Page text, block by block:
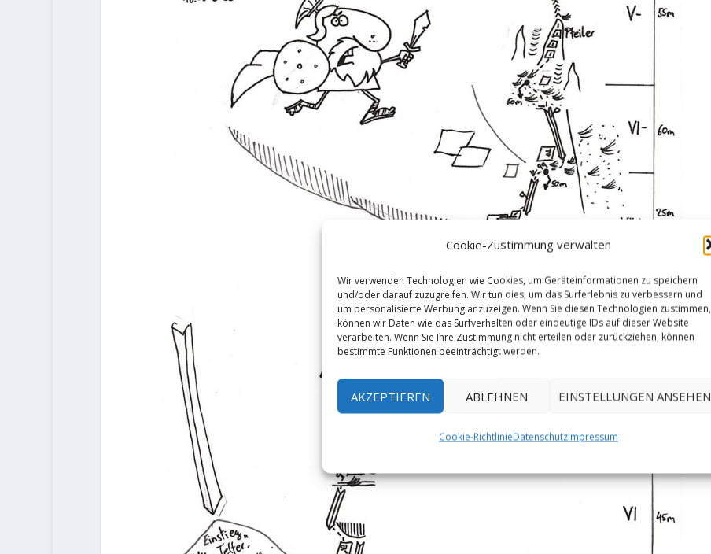
Cookie-Zustimmung verwalten
Wir verwenden Technologien wie Cookies, um Geräteinformationen zu speichern
und/oder darauf zuzugreifen. Wir tun dies, um das Surferlebnis zu verbessern und
um personalisierte Werbung anzuzeigen. Wenn Sie diesen Technologien zustimmen,
können wir Daten wie das Surfverhalten oder eindeutige IDs auf dieser Website
verarbeiten. Wenn Sie Ihre Zustimmung nicht erteilen oder zurückziehen, können
bestimmte Funktionen beeinträchtigt werden.
AKZEPTIEREN ABLEHNEN EINSTELLUNGEN ANSEHEN
Cookie-RichtlinieDatenschutzImpressum